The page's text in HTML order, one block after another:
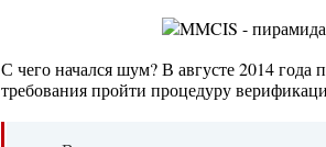
С чего начался шум? В августе 2014
требования пройти процедуру